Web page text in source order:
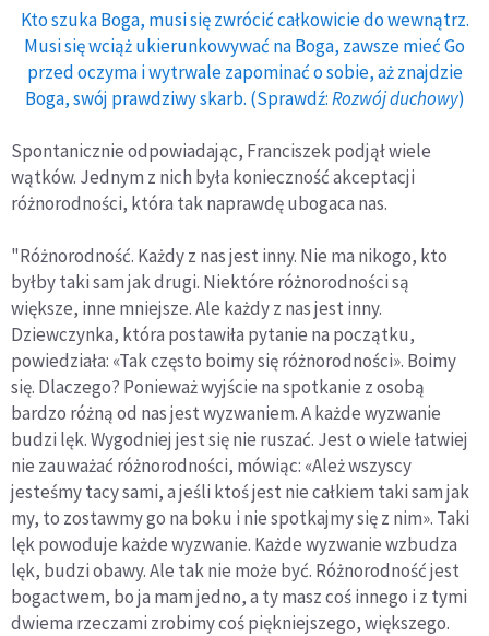
Kto szuka Boga, musi się zwrócić całkowicie do wewnątrz.
Musi się wciąż ukierunkowywać na Boga, zawsze mieć Go
przed oczyma i wytrwale zapominać o sobie, aż znajdzie
Boga, swój prawdziwy skarb. (Sprawdź:Rozwój duchowy)
Spontanicznie odpowiadając, Franciszek podjął wiele
wątków. Jednym z nich była konieczność akceptacji
różnorodności, która tak naprawdę ubogaca nas.
"Różnorodność. Każdy z nas jest inny. Nie ma nikogo, kto
byłby taki sam jak drugi. Niektóre różnorodności są
większe, inne mniejsze. Ale każdy z nas jest inny.
Dziewczynka, która postawiła pytanie na początku,
powiedziała: «Tak często boimy się różnorodności». Boimy
się. Dlaczego? Ponieważ wyjście na spotkanie z osobą
bardzo różną od nas jest wyzwaniem. A każde wyzwanie
budzi lęk. Wygodniej jest się nie ruszać. Jest o wiele łatwiej
nie zauważać różnorodności, mówiąc: «Ależ wszyscy
jesteśmy tacy sami, a jeśli ktoś jest nie całkiem taki sam jak
my, to zostawmy go na boku i nie spotkajmy się z nim». Taki
lęk powoduje każde wyzwanie. Każde wyzwanie wzbudza
lęk, budzi obawy. Ale tak nie może być. Różnorodność jest
bogactwem, bo ja mam jedno, a ty masz coś innego i z tymi
dwiema rzeczami zrobimy coś piękniejszego, większego.